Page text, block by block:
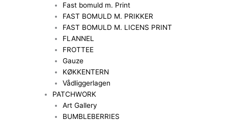
Fast bomuld m. Print
FAST BOMULD M. PRIKKER
FAST BOMULD M. LICENS PRINT
FLANNEL
FROTTEE
Gauze
KØKKENTERN
Vådliggerlagen
PATCHWORK
Art Gallery
BUMBLEBERRIES